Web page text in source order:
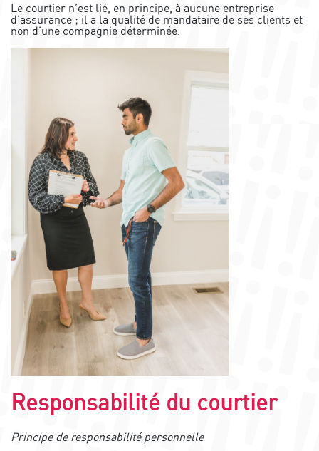
Le courtier n’est lié, en principe, à aucune entreprise
d’assurance ; il a la qualité de mandataire de ses clients et
non d’une compagnie déterminée.
Responsabilité du courtier
Principe de responsabilité personnelle